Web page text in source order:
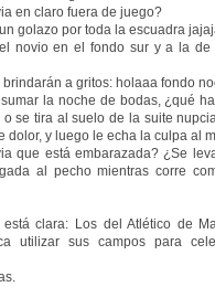
en claro fuera de juego?
golazo por toda la escuadra
novio en el fondo sur y a la de
a gritos: holaaa fondo
la noche de bodas, ¿qué
se tira al suelo de la suite
dolor, y luego le echa la culpa al
que está embarazada? ¿Se
al pecho mientras corre
clara: Los del Atlético de
utilizar sus campos para